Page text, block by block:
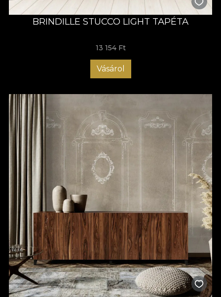
BRINDILLE STUCCO LIGHT TAPÉTA
13 154 Ft
Vásárol